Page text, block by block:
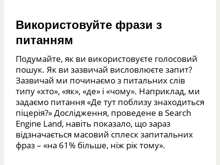
Використовуйте фрази з
питанням
Подумайте, як ви використовуєте голосовий
пошук. Як ви зазвичай висловлюєте запит?
Зазвичай ми починаємо з питальних слів
типу «хто», «як», «де» і «чому». Наприклад, ми
задаємо питання «Де тут поблизу знаходиться
піцерія?» Дослідження, проведене в Search
Engine Land, навіть показало, що зараз
відзначається масовий сплеск запитальних
фраз – «на 61% більше, ніж рік тому».